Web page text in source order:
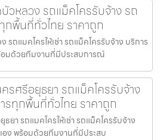
วหลวง รถแม็คโครรับจ้าง รถ
กพื้นที่ทั่วไทย ราคาถูก
รถแมคโครให้เช่า รถแม็คโครรับจ้าง บริการ
อมด้วยทีมงานที่มีประสบการณ์
ครศรีอยุธยา รถแม็คโครรับจ้าง
รทุกพื้นที่ทั่วไทย ราคาถูก
ธยา รถแมคโครให้เช่า รถแม็คโครรับจ้าง
อง พร้อมด้วยทีมงานที่มีประสบ